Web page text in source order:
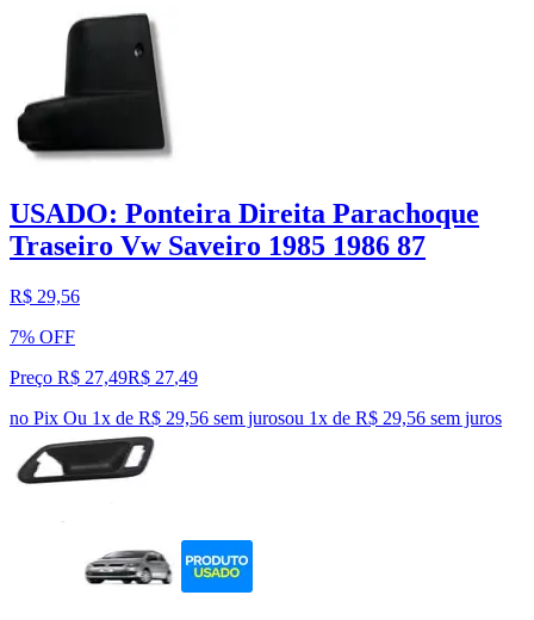
USADO: Ponteira Direita Parachoque
Traseiro Vw Saveiro 1985 1986 87
R$ 29,56
7% OFF
Preço R$ 27,49R$ 27,49
no Pix Ou 1x de R$ 29,56 sem jurosou 1x de R$ 29,56 sem juros